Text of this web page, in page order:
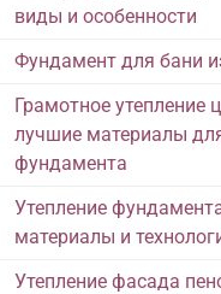
виды и особенности
Фундамент для бани
Грамотное утепление
лучшие материалы
фундамента
Утепление
материалы и
Утепление фасада